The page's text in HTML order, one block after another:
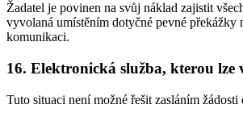
Žadatel je povinen na svůj náklad zajistit
vyvolaná umístěním dotyčné pevné překážky
komunikaci.
16. Elektronická služba, kterou lze
Tuto situaci není možné řešit zasláním